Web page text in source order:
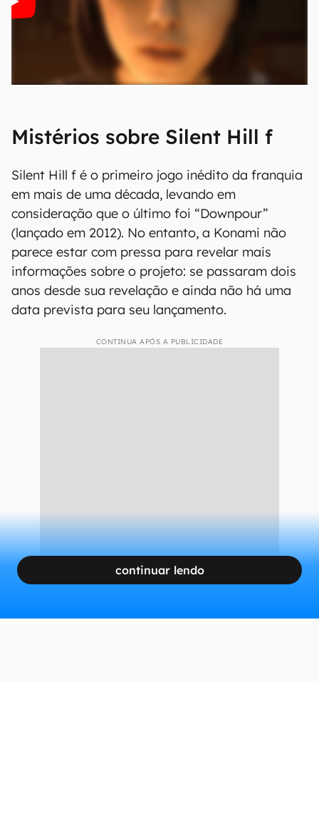
Mistérios sobre Silent Hill f
Silent Hill f é o primeiro jogo inédito da franquia
em mais de uma década, levando em
consideração que o último foi “Downpour”
(lançado em 2012). No entanto, a Konami não
parece estar com pressa para revelar mais
informações sobre o projeto: se passaram dois
anos desde sua revelação e ainda não há uma
data prevista para seu lançamento.
CONTINUA APÓS A PUBLICIDADE
continuar lendo